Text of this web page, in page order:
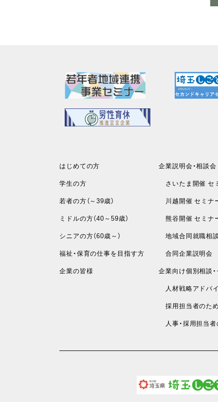
はじめての方
学生の方
若者の方（～39歳）
ミドルの方（40～59歳）
シニアの方（60歳～）
福祉・保育の仕事を目指す方
企業の皆様
企業説明会・相談会
さいたま開催 セ
川越開催 セミナ
熊谷開催 セミナ
地域合同就職相
合同企業説明会
企業向け個別相談
人材戦略アドバ
採用担当者のた
人事・採用担当者